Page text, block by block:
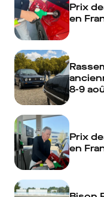
Prix
en
8-9
Prix
en